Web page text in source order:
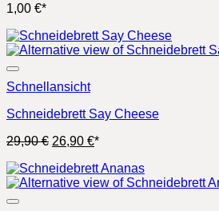
1,00 €*
Schnellansicht
Schneidebrett Say Cheese
29,90€ Ursprünglicher
war:
29,90 €
26,90 €Aktueller
ist:
26,90 €.
*